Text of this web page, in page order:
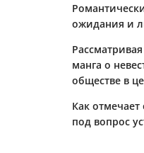
ожидания и
манга о
обществе в
Как отмечает
под вопрос